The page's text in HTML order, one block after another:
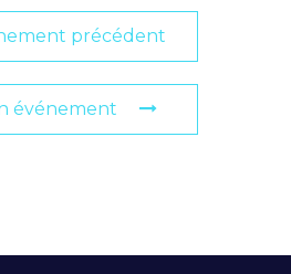
précédent
événement